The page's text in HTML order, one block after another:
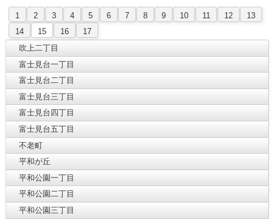
1 2 3 4 5 6 7 8 9 10 11 12
13
14
15 16
17
吹上二丁目
富士見台一丁目
富士見台二丁目
富士見台三丁目
富士見台四丁目
富士見台五丁目
不老町
平和が丘
平和公園一丁目
平和公園二丁目
平和公園三丁目